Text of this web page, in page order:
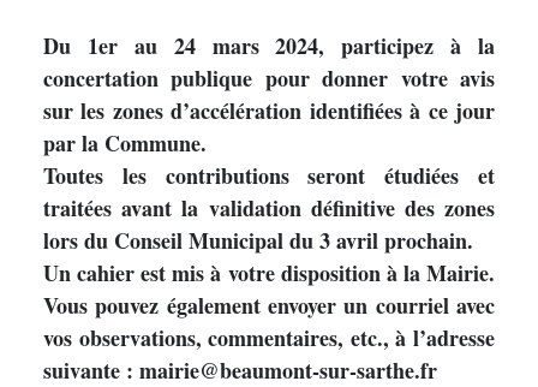
Du 1er au 24 mars 2024, participez à la
concertation publique pour donner votre avis
sur les zones d’accélération identifiées à ce jour
par la Commune.
Toutes les contributions seront étudiées et
traitées avant la validation définitive des zones
lors du Conseil Municipal du 3 avril prochain.
Un cahier est mis à votre disposition à la Mairie.
Vous pouvez également envoyer un courriel avec
vos observations, commentaires, etc., à l’adresse
suivante : mairie@beaumont-sur-sarthe.fr